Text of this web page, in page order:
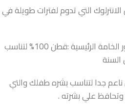
التي تدوم لفترات طويلة في
بانتى بيبي الوان مطبوع جونيور الخامة الرئيسية :قطن 100% لتناسب
ناعم جدا لتناسب بشره طفلك والتي
علي بشرته .